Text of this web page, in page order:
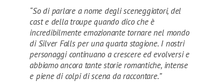
“So di parlare a nome degli sceneggiatori, del
cast e della troupe quando dico che è
incredibilmente emozionante tornare nel mondo
di Silver Falls per una quarta stagione. I nostri
personaggi continuano a crescere ed evolversi e
abbiamo ancora tante storie romantiche, intense
e piene di colpi di scena da raccontare.”